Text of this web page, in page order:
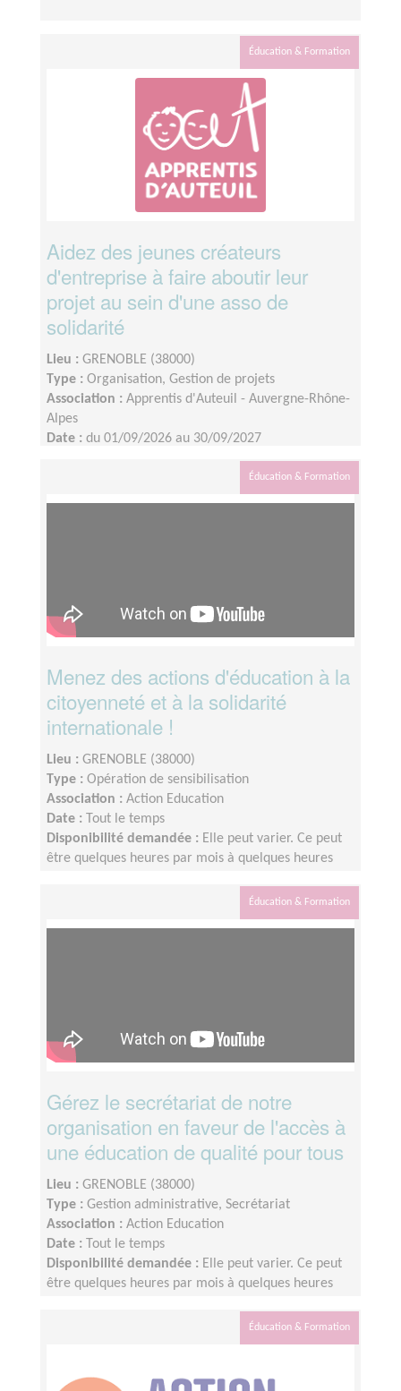
Éducation & Formation
Aidez des jeunes créateurs
d'entreprise à faire aboutir leur
projet au sein d'une asso de
solidarité
Lieu : GRENOBLE (38000)
Type : Organisation, Gestion de projets
Association : Apprentis d'Auteuil - Auvergne-Rhône-
Alpes
Date : du 01/09/2026 au 30/09/2027
2 demi journées par mois
(en fonction des besoins identifiés avec le jeune
Éducation & Formation
Menez des actions d'éducation à la
citoyenneté et à la solidarité
internationale !
Lieu : GRENOBLE (38000)
Type : Opération de sensibilisation
Association : Action Education
Date :
Tout le temps
Disponibilité demandée : Elle peut varier. Ce peut
être quelques heures par mois à quelques heures
Éducation & Formation
Gérez le secrétariat de notre
organisation en faveur de l'accès à
une éducation de qualité pour tous
Lieu : GRENOBLE (38000)
Type : Gestion administrative, Secrétariat
Association : Action Education
Date :
Tout le temps
Disponibilité demandée : Elle peut varier. Ce peut
être quelques heures par mois à quelques heures
Éducation & Formation